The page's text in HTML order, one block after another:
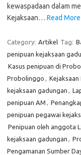
kewaspadaan dalam
Kejaksaan… Read
Category: Artikel Tag:
penipuan kejaksaan
Kasus penipuan di
Probolinggo , Kejaksaan
kejaksaan gadungan ,
penipuan AM ,
penipuan pegawai
Penipuan oleh anggota
kejaksaan gadungan ,
Pengamanan Sumber